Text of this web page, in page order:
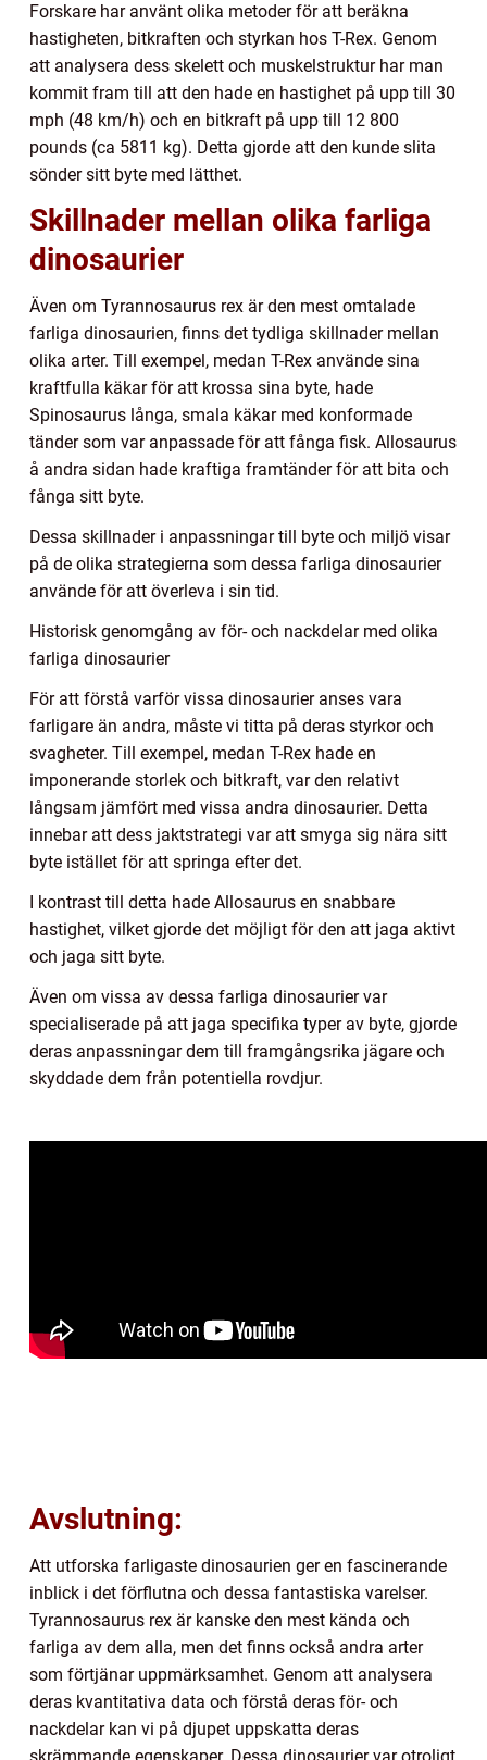
Forskare har använt olika metoder för att beräkna
hastigheten, bitkraften och styrkan hos T-Rex. Genom
att analysera dess skelett och muskelstruktur har man
kommit fram till att den hade en hastighet på upp till 30
mph (48 km/h) och en bitkraft på upp till 12 800
pounds (ca 5811 kg). Detta gjorde att den kunde slita
sönder sitt byte med lätthet.
Skillnader mellan olika farliga
dinosaurier
Även om Tyrannosaurus rex är den mest omtalade
farliga dinosaurien, finns det tydliga skillnader mellan
olika arter. Till exempel, medan T-Rex använde sina
kraftfulla käkar för att krossa sina byte, hade
Spinosaurus långa, smala käkar med konformade
tänder som var anpassade för att fånga fisk. Allosaurus
å andra sidan hade kraftiga framtänder för att bita och
fånga sitt byte.
Dessa skillnader i anpassningar till byte och miljö visar
på de olika strategierna som dessa farliga dinosaurier
använde för att överleva i sin tid.
Historisk genomgång av för- och nackdelar med olika
farliga dinosaurier
För att förstå varför vissa dinosaurier anses vara
farligare än andra, måste vi titta på deras styrkor och
svagheter. Till exempel, medan T-Rex hade en
imponerande storlek och bitkraft, var den relativt
långsam jämfört med vissa andra dinosaurier. Detta
innebar att dess jaktstrategi var att smyga sig nära sitt
byte istället för att springa efter det.
I kontrast till detta hade Allosaurus en snabbare
hastighet, vilket gjorde det möjligt för den att jaga aktivt
och jaga sitt byte.
Även om vissa av dessa farliga dinosaurier var
specialiserade på att jaga specifika typer av byte, gjorde
deras anpassningar dem till framgångsrika jägare och
skyddade dem från potentiella rovdjur.
Avslutning:
Att utforska farligaste dinosaurien ger en fascinerande
inblick i det förflutna och dessa fantastiska varelser.
Tyrannosaurus rex är kanske den mest kända och
farliga av dem alla, men det finns också andra arter
som förtjänar uppmärksamhet. Genom att analysera
deras kvantitativa data och förstå deras för- och
nackdelar kan vi på djupet uppskatta deras